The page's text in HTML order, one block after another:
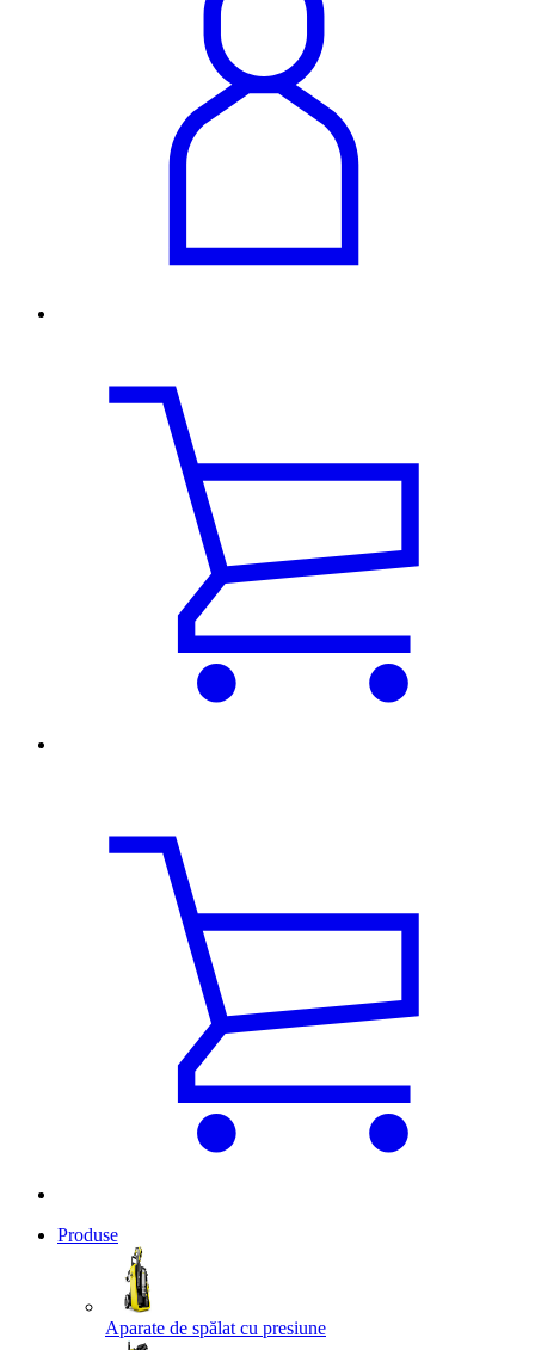
Produse
Aparate de spălat cu presiune